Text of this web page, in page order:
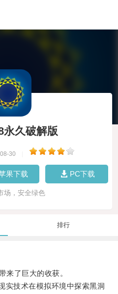
永久破解版
30
果下载 PC下载
场，安全绿色
排行
了巨大的收获。
技术在模拟环境中探索黑洞